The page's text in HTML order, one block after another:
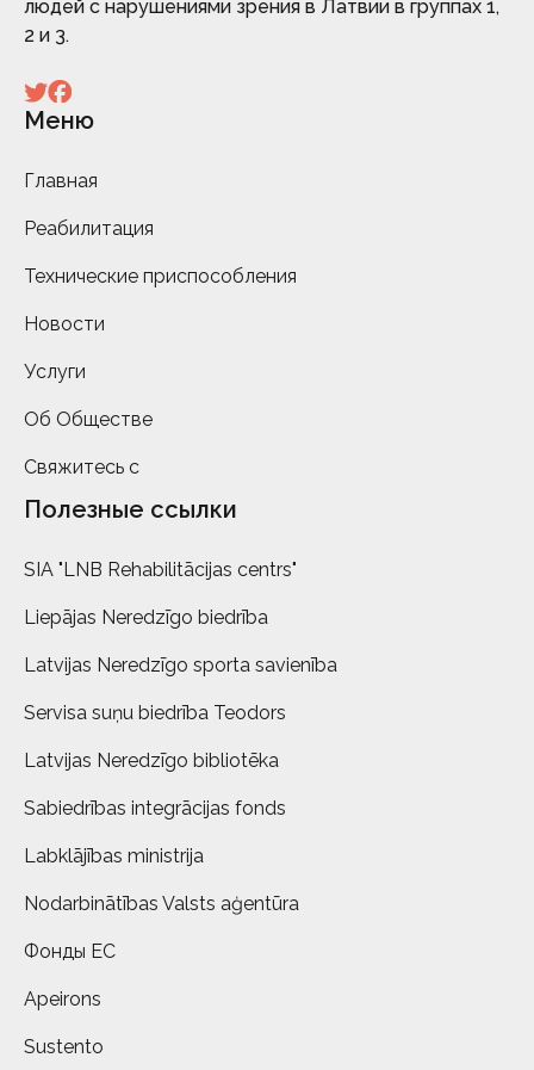
людей с нарушениями зрения в Латвии в группах 1,
2 и 3.
Меню
Главная
Реабилитация
Технические приспособления
Новости
Услуги
Об Обществе
Свяжитесь с
Полезные ссылки
SIA "LNB Rehabilitācijas centrs"
Liepājas Neredzīgo biedrība
Latvijas Neredzīgo sporta savienība
Servisa suņu biedrība Teodors
Latvijas Neredzīgo bibliotēka
Sabiedrības integrācijas fonds
Labklājības ministrija
Nodarbinātības Valsts aģentūra
Фонды ЕС
Apeirons
Sustento